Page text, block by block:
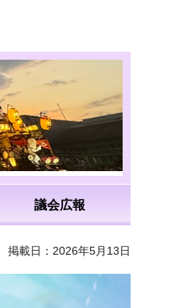
議会広報
掲載日：2026年5月13日